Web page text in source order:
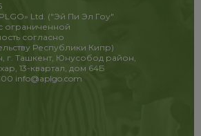
Ltd. ("Эй Пи Эл Гоу"
ограниченной
согласно
Республики Кипр)
г. Ташкент, Юнусобод район,
13-квартал, дом 64Б
info@aplgo.com